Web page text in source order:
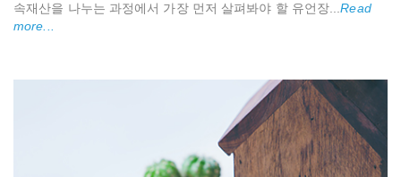
속재산을 나누는 과정에서 가장 먼저 살펴봐야 할 유언장...Read
more...